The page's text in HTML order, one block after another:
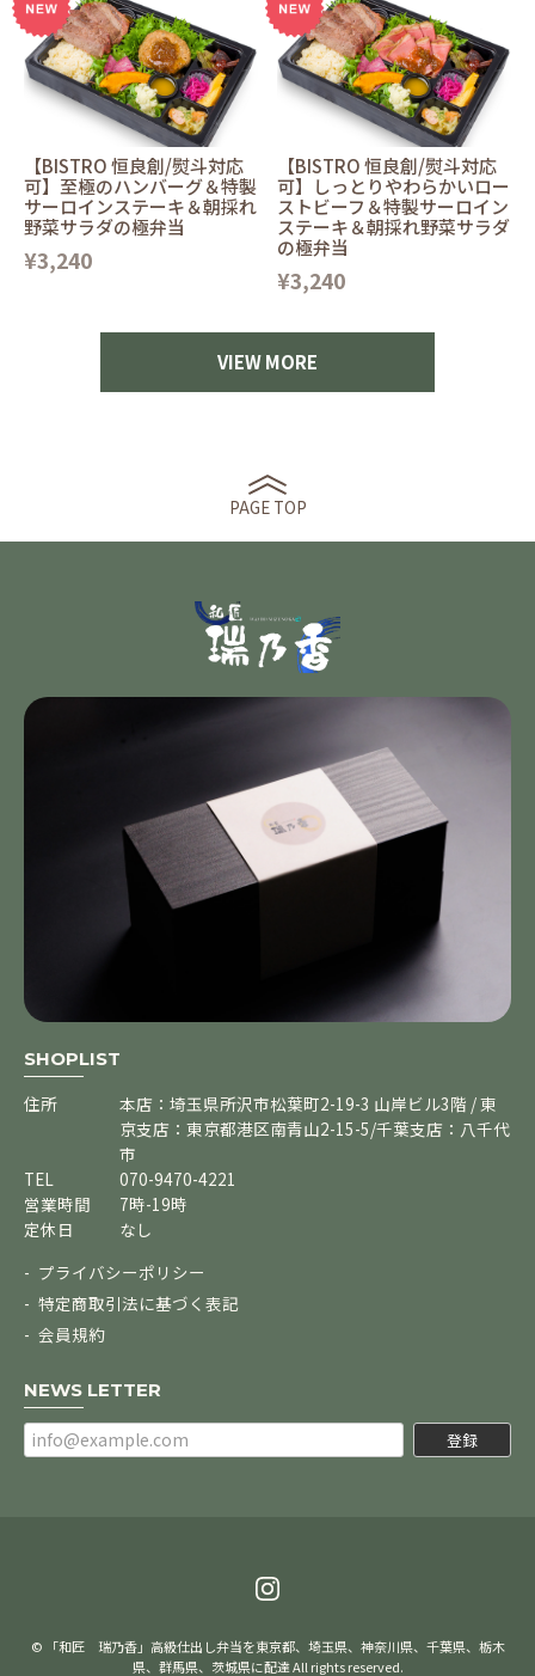
【BISTRO 恒良創/熨斗対応
可】至極のハンバーグ＆特製
サーロインステーキ＆朝採れ
野菜サラダの極弁当
¥3,240
【BISTRO 恒良創/熨斗対応
可】しっとりやわらかいロー
ストビーフ＆特製サーロイン
ステーキ＆朝採れ野菜サラダ
の極弁当
¥3,240
VIEW MORE
PAGE TOP
SHOPLIST
住所
本店：埼玉県所沢市松葉町2-19-3 山岸ビル3階 / 東
京支店：東京都港区南青山2-15-5/千葉支店：八千代
市
TEL
070-9470-4221
営業時間
7時-19時
定休日
なし
プライバシーポリシー
特定商取引法に基づく表記
会員規約
NEWS LETTER
登録
© 「和匠 瑞乃香」高級仕出し弁当を東京都、埼玉県、神奈川県、千葉県、栃木
県、群馬県、茨城県に配達 All rights reserved.